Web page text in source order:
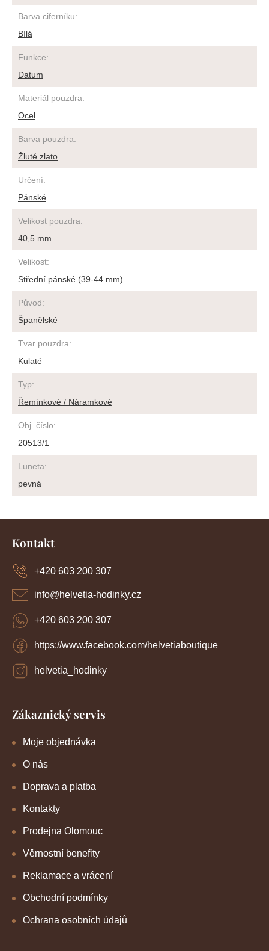
Barva ciferníku:
Bílá
Funkce:
Datum
Materiál pouzdra:
Ocel
Barva pouzdra:
Žluté zlato
Určení:
Pánské
Velikost pouzdra:
40,5 mm
Velikost:
Střední pánské (39-44 mm)
Původ:
Španělské
Tvar pouzdra:
Kulaté
Typ:
Řemínkové / Náramkové
Obj. číslo:
20513/1
Luneta:
pevná
Kontakt
info@helvetia-hodinky.cz
+420 603 200 307
https://www.facebook.com/helvetiaboutique
helvetia_hodinky
+420 603 200 307
Zákaznický servis
Moje objednávka
O nás
Doprava a platba
Kontakty
Prodejna Olomouc
Věrnostní benefity
Reklamace a vrácení
Obchodní podmínky
Ochrana osobních údajů